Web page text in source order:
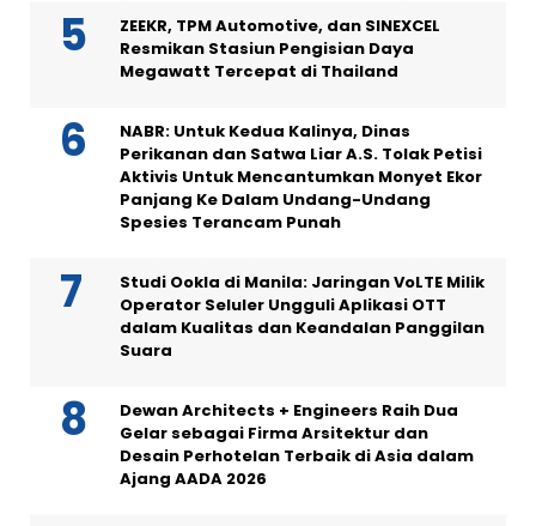
ZEEKR, TPM Automotive, dan SINEXCEL
Resmikan Stasiun Pengisian Daya
Megawatt Tercepat di Thailand
NABR: Untuk Kedua Kalinya, Dinas
Perikanan dan Satwa Liar A.S. Tolak Petisi
Aktivis Untuk Mencantumkan Monyet Ekor
Panjang Ke Dalam Undang-Undang
Spesies Terancam Punah
Studi Ookla di Manila: Jaringan VoLTE Milik
Operator Seluler Ungguli Aplikasi OTT
dalam Kualitas dan Keandalan Panggilan
Suara
Dewan Architects + Engineers Raih Dua
Gelar sebagai Firma Arsitektur dan
Desain Perhotelan Terbaik di Asia dalam
Ajang AADA 2026